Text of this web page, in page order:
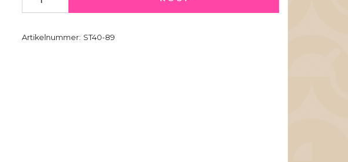
Artikelnummer: ST40-89